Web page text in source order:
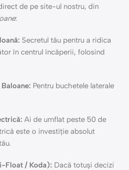
de pe site-ul nostru, din
:
Secretul tău pentru a ridica
în centrul încăperii, folosind
Pentru buchetele laterale
Ai de umflat peste 50 de
este o investiție absolut
Float / Koda): Dacă totuși decizi